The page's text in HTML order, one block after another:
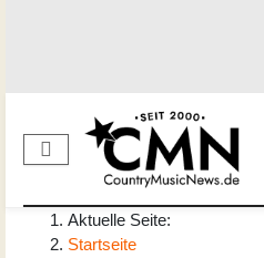
Aktuelle Seite:
Startseite